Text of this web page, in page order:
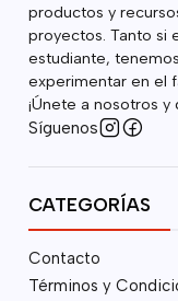
productos y
proyectos. Tanto si
estudiante,
experimentar en el
¡Únete a nosotros
Síguenos
CATEGORÍAS
Contacto
Términos y